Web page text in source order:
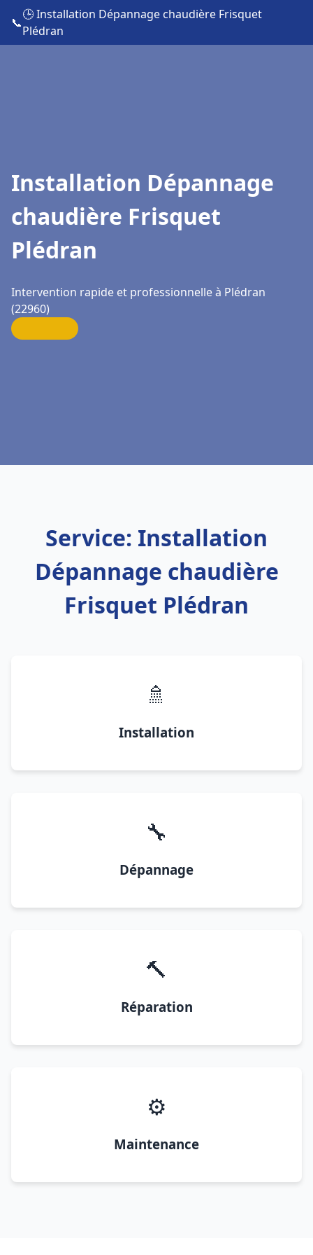
📞
🕒 Installation Dépannage chaudière Frisquet
Plédran
Installation Dépannage
chaudière Frisquet
Plédran
Intervention rapide et professionnelle à Plédran
(22960)
Service: Installation
Dépannage chaudière
Frisquet Plédran
🚿
Installation
🔧
Dépannage
🔨
Réparation
⚙️
Maintenance